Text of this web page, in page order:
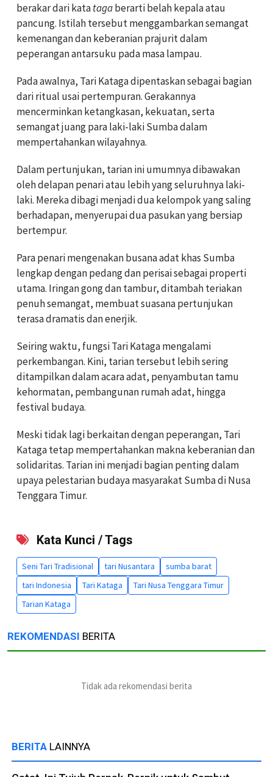
berakar dari katatagaberarti belah kepala atau
pancung. Istilah tersebut menggambarkan semangat
kemenangan dan keberanian prajurit dalam
peperangan antarsuku pada masa lampau.
Pada awalnya, Tari Kataga dipentaskan sebagai bagian
dari ritual usai pertempuran. Gerakannya
mencerminkan ketangkasan, kekuatan, serta
semangat juang para laki-laki Sumba dalam
mempertahankan wilayahnya.
Dalam pertunjukan, tarian ini umumnya dibawakan
oleh delapan penari atau lebih yang seluruhnya laki-
laki. Mereka dibagi menjadi dua kelompok yang saling
berhadapan, menyerupai dua pasukan yang bersiap
bertempur.
Para penari mengenakan busana adat khas Sumba
lengkap dengan pedang dan perisai sebagai properti
utama. Iringan gong dan tambur, ditambah teriakan
penuh semangat, membuat suasana pertunjukan
terasa dramatis dan enerjik.
Seiring waktu, fungsi Tari Kataga mengalami
perkembangan. Kini, tarian tersebut lebih sering
ditampilkan dalam acara adat, penyambutan tamu
kehormatan, pembangunan rumah adat, hingga
festival budaya.
Meski tidak lagi berkaitan dengan peperangan, Tari
Kataga tetap mempertahankan makna keberanian dan
solidaritas. Tarian ini menjadi bagian penting dalam
upaya pelestarian budaya masyarakat Sumba di Nusa
Tenggara Timur.
Kata Kunci / Tags
Seni Tari Tradisional tari Nusantara
sumba barat
tari Indonesia
Tari Kataga
Tari Nusa Tenggara Timur
Tarian Kataga
REKOMENDASI BERITA
Tidak ada rekomendasi berita
BERITA LAINNYA